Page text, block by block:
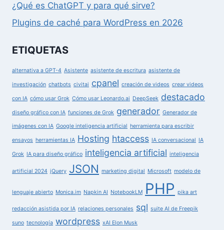
¿Qué es ChatGPT y para qué sirve?
Plugins de caché para WordPress en 2026
ETIQUETAS
alternativa a GPT-4 Asistente asistente de escritura asistente de
investigación chatbots civitai cpanel creación de videos crear videos
con IA cómo usar Grok Cómo usar Leonardo.ai DeepSeek destacado
diseño gráfico con IA funciones de Grok generador Generador de
imágenes con IA Google inteligencia artificial herramienta para escribir
ensayos herramientas IA Hosting htaccess IA conversacional IA
Grok IA para diseño gráfico inteligencia artificial inteligencia
artificial 2024 jQuery JSON marketing digital Microsoft modelo de
lenguaje abierto Monica.im Napkin AI NotebookLM PHP pika art
redacción asistida por IA relaciones personales sql suite AI de Freepik
suno tecnología wordpress xAI Elon Musk